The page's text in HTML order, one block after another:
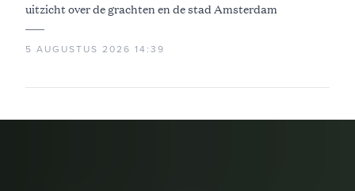
uitzicht over de grachten en de stad Amsterdam
5 AUGUSTUS 2026 14:39